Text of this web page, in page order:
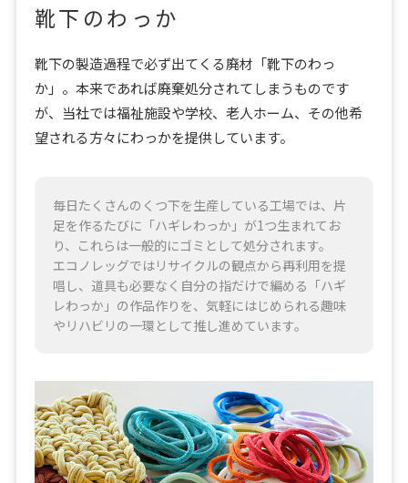
靴下のわっか
靴下の製造過程で必ず出てくる廃材「靴下のわっ
か」。本来であれば廃棄処分されてしまうものです
が、当社では福祉施設や学校、老人ホーム、その他希
望される方々にわっかを提供しています。
毎日たくさんのくつ下を生産している工場では、片
足を作るたびに「ハギレわっか」が1つ生まれてお
り、これらは一般的にゴミとして処分されます。
エコノレッグではリサイクルの観点から再利用を提
唱し、道具も必要なく自分の指だけで編める「ハギ
レわっか」の作品作りを、気軽にはじめられる趣味
やリハビリの一環として推し進めています。